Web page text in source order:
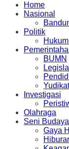
Home
Nasional
Politik
BUMN
Investigasi
Olahraga
Seni Budaya
Gaya